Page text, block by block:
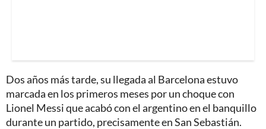
Dos años más tarde, su llegada al Barcelona estuvo
marcada en los primeros meses por un choque con
Lionel Messi que acabó con el argentino en el banquillo
durante un partido, precisamente en San Sebastián.